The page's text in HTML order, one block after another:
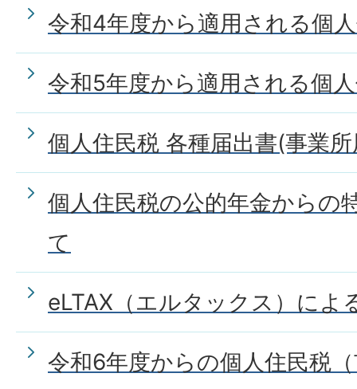
令和4年度から適用される個
令和5年度から適用される個
個人住民税 各種届出書(事業
個人住民税の公的年金からの
て
eLTAX（エルタックス）によ
令和6年度からの個人住民税